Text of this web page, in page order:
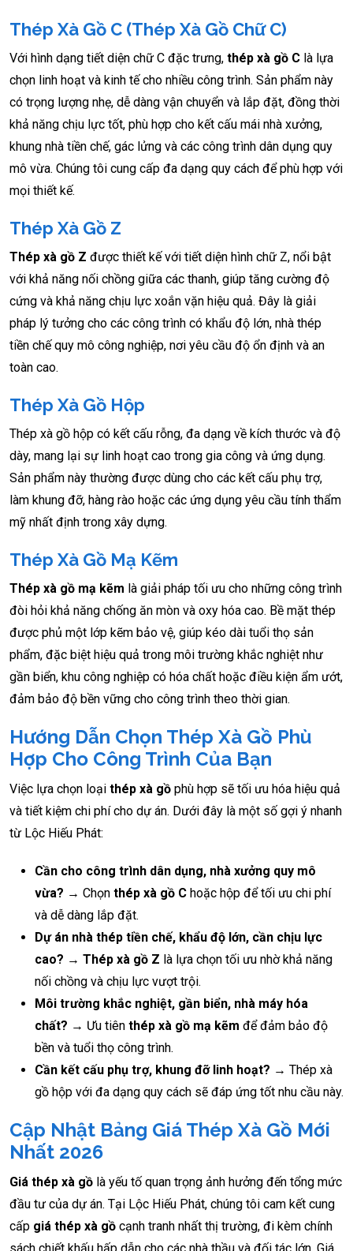
Thép Xà Gồ C (Thép Xà Gồ Chữ C)
Với hình dạng tiết diện chữ C đặc trưng, thép xà gồ C là lựa
chọn linh hoạt và kinh tế cho nhiều công trình. Sản phẩm này
có trọng lượng nhẹ, dễ dàng vận chuyển và lắp đặt, đồng thời
khả năng chịu lực tốt, phù hợp cho kết cấu mái nhà xưởng,
khung nhà tiền chế, gác lửng và các công trình dân dụng quy
mô vừa. Chúng tôi cung cấp đa dạng quy cách để phù hợp với
mọi thiết kế.
Thép Xà Gồ Z
Thép xà gồ Z được thiết kế với tiết diện hình chữ Z, nổi bật
với khả năng nối chồng giữa các thanh, giúp tăng cường độ
cứng và khả năng chịu lực xoắn vặn hiệu quả. Đây là giải
pháp lý tưởng cho các công trình có khẩu độ lớn, nhà thép
tiền chế quy mô công nghiệp, nơi yêu cầu độ ổn định và an
toàn cao.
Thép Xà Gồ Hộp
Thép xà gồ hộp có kết cấu rỗng, đa dạng về kích thước và độ
dày, mang lại sự linh hoạt cao trong gia công và ứng dụng.
Sản phẩm này thường được dùng cho các kết cấu phụ trợ,
làm khung đỡ, hàng rào hoặc các ứng dụng yêu cầu tính thẩm
mỹ nhất định trong xây dựng.
Thép Xà Gồ Mạ Kẽm
Thép xà gồ mạ kẽm là giải pháp tối ưu cho những công trình
đòi hỏi khả năng chống ăn mòn và oxy hóa cao. Bề mặt thép
được phủ một lớp kẽm bảo vệ, giúp kéo dài tuổi thọ sản
phẩm, đặc biệt hiệu quả trong môi trường khắc nghiệt như
gần biển, khu công nghiệp có hóa chất hoặc điều kiện ẩm ướt,
đảm bảo độ bền vững cho công trình theo thời gian.
Hướng Dẫn Chọn Thép Xà Gồ Phù
Hợp Cho Công Trình Của Bạn
Việc lựa chọn loại thép xà gồ phù hợp sẽ tối ưu hóa hiệu quả
và tiết kiệm chi phí cho dự án. Dưới đây là một số gợi ý nhanh
từ Lộc Hiếu Phát:
Cần cho công trình dân dụng, nhà xưởng quy mô
vừa? → Chọn thép xà gồ C hoặc hộp để tối ưu chi phí
và dễ dàng lắp đặt.
Dự án nhà thép tiền chế, khẩu độ lớn, cần chịu lực
cao? → Thép xà gồ Z là lựa chọn tối ưu nhờ khả năng
nối chồng và chịu lực vượt trội.
Môi trường khắc nghiệt, gần biển, nhà máy hóa
chất? → Ưu tiên thép xà gồ mạ kẽm để đảm bảo độ
bền và tuổi thọ công trình.
Cần kết cấu phụ trợ, khung đỡ linh hoạt? → Thép xà
gồ hộp với đa dạng quy cách sẽ đáp ứng tốt nhu cầu này.
Cập Nhật Bảng Giá Thép Xà Gồ Mới
Nhất 2026
Giá thép xà gồ là yếu tố quan trọng ảnh hưởng đến tổng mức
đầu tư của dự án. Tại Lộc Hiếu Phát, chúng tôi cam kết cung
cấp giá thép xà gồ cạnh tranh nhất thị trường, đi kèm chính